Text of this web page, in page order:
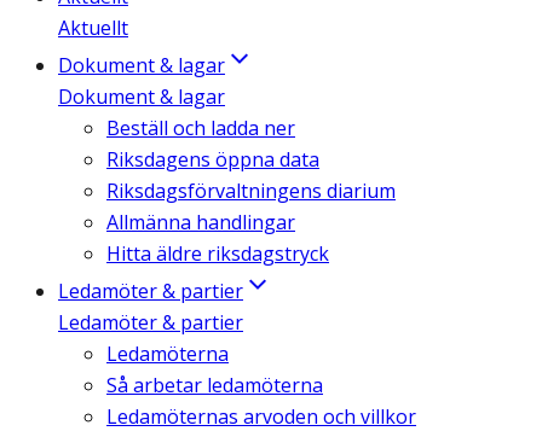
Aktuellt
Dokument & lagar
Dokument & lagar
Beställ och ladda ner
Riksdagens öppna data
Riksdagsförvaltningens diarium
Allmänna handlingar
Hitta äldre riksdagstryck
Ledamöter & partier
Ledamöter & partier
Ledamöterna
Så arbetar ledamöterna
Ledamöternas arvoden och villkor